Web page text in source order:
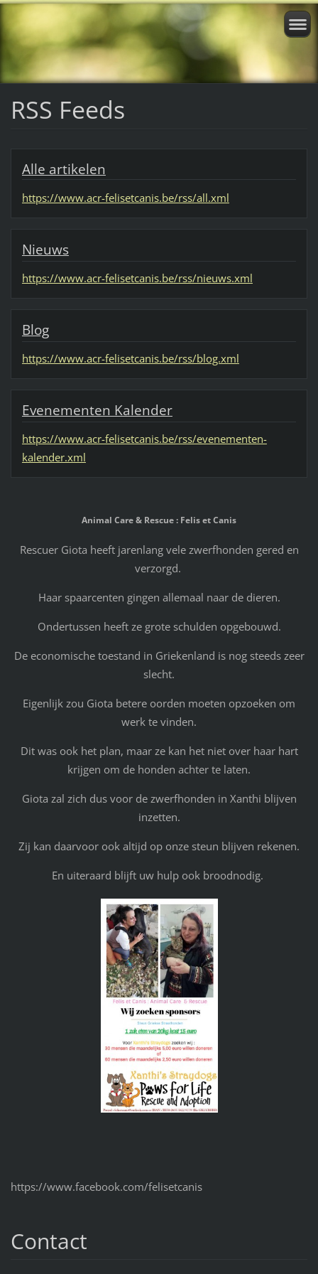
RSS Feeds
Alle artikelen
https://www.acr-felisetcanis.be/rss/all.xml
Nieuws
https://www.acr-felisetcanis.be/rss/nieuws.xml
Blog
https://www.acr-felisetcanis.be/rss/blog.xml
Evenementen Kalender
https://www.acr-felisetcanis.be/rss/evenementen-
kalender.xml
Animal Care & Rescue : Felis et Canis
Rescuer Giota heeft jarenlang vele zwerfhonden gered en
verzorgd.
Haar spaarcenten gingen allemaal naar de dieren.
Ondertussen heeft ze grote schulden opgebouwd.
De economische toestand in Griekenland is nog steeds zeer
slecht.
Eigenlijk zou Giota betere oorden moeten opzoeken om
werk te vinden.
Dit was ook het plan, maar ze kan het niet over haar hart
krijgen om de honden achter te laten.
Giota zal zich dus voor de zwerfhonden in Xanthi blijven
inzetten.
Zij kan daarvoor ook altijd op onze steun blijven rekenen.
En uiteraard blijft uw hulp ook broodnodig.
https://www.facebook.com/felisetcanis
Contact